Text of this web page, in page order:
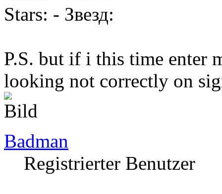
Stars: - Звезд:
P.S. but if i this time enter
looking not correctly on
Badman
Registrierter Benutzer